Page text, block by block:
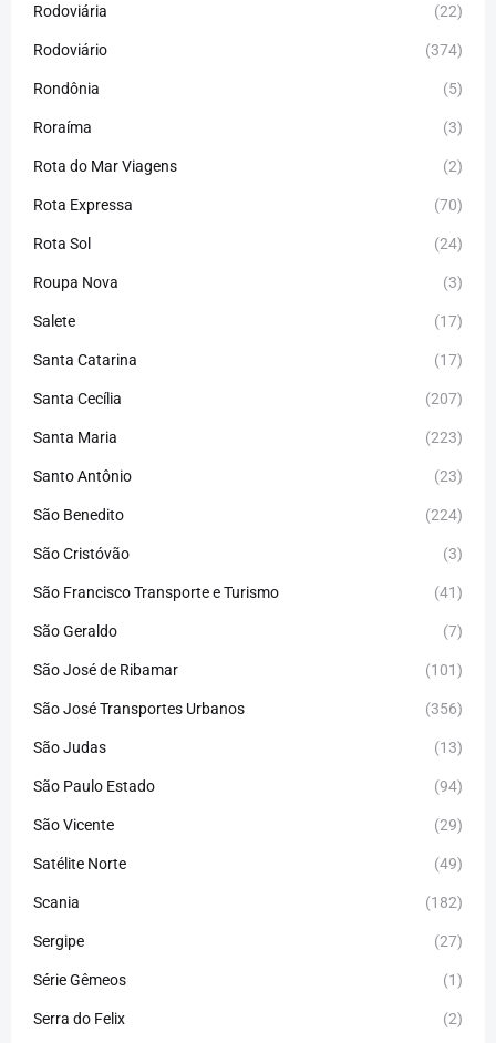
Rodoviária (22)
Rodoviário (374)
Rondônia (5)
Roraíma (3)
Rota do Mar Viagens (2)
Rota Expressa (70)
Rota Sol (24)
Roupa Nova (3)
Salete (17)
Santa Catarina (17)
Santa Cecília (207)
Santa Maria (223)
Santo Antônio (23)
São Benedito (224)
São Cristóvão (3)
São Francisco Transporte e Turismo (41)
São Geraldo (7)
São José de Ribamar (101)
São José Transportes Urbanos (356)
São Judas (13)
São Paulo Estado (94)
São Vicente (29)
Satélite Norte (49)
Scania (182)
Sergipe (27)
Série Gêmeos (1)
Serra do Felix (2)